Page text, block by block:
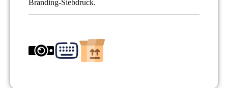
Branding-Siebdruck.